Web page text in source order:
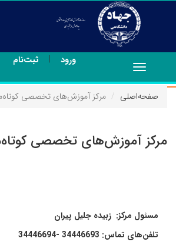
ورود | ثبت‌نام
Toggle
navigation
صفحه‌اصلی
مرکز آموزش‌های تخصصی
مرکز آموزش‌های تخصصی
مسئول مرکز: زبیده جلیل پیران
تلفن‌های تماس: 34446693 -34446694